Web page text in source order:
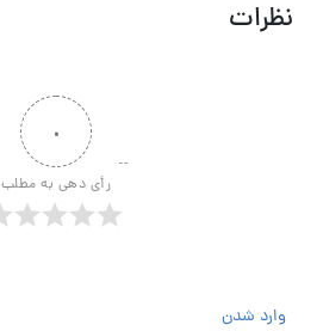
نظرات
۰
رأی دهی به مطلب
وارد شدن